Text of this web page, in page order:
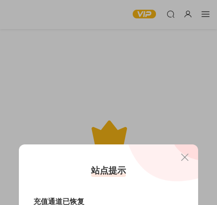
此内容仅限VIP查看
站点提示
充值通道已恢复